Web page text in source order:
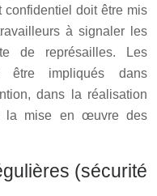
doit être mis
à signaler les
de représailles. Les
être impliqués dans
dans la réalisation
la mise en œuvre des
(sécurité